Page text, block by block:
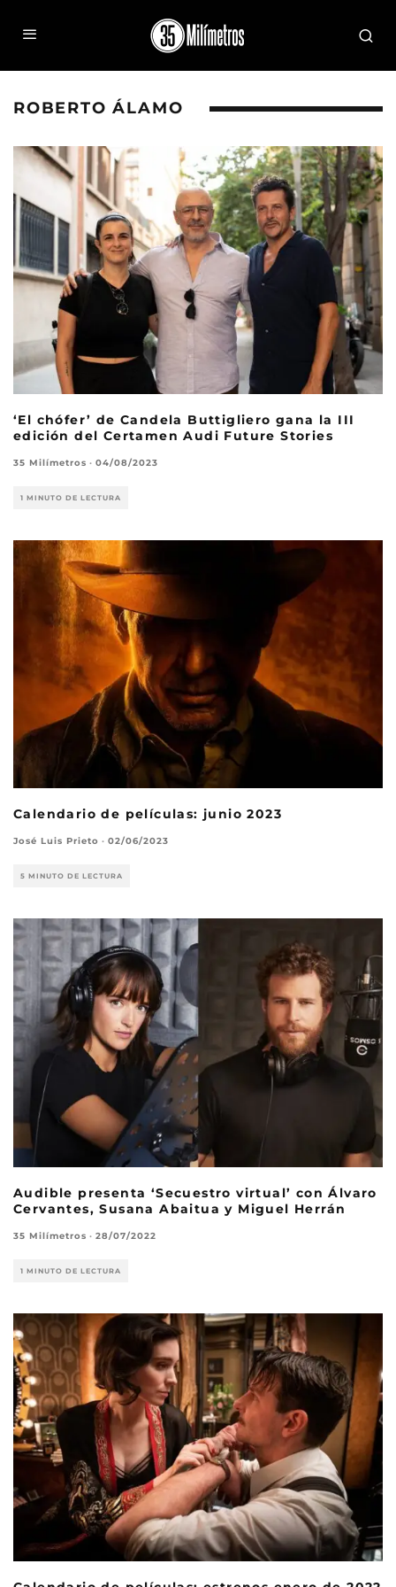
ROBERTO ÁLAMO
‘El chófer’ de Candela Buttigliero gana la III
edición del Certamen Audi Future Stories
35 Milímetros · 04/08/2023
1 MINUTO DE LECTURA
Calendario de películas: junio 2023
José Luis Prieto · 02/06/2023
5 MINUTO DE LECTURA
Audible presenta ‘Secuestro virtual’ con Álvaro
Cervantes, Susana Abaitua y Miguel Herrán
35 Milímetros · 28/07/2022
1 MINUTO DE LECTURA